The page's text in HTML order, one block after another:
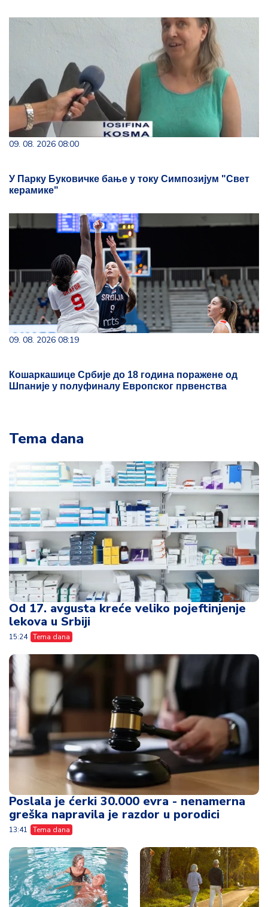
09. 08. 2026 08:00
У Парку Буковичке бање у току Симпозијум "Свет
керамике"
09. 08. 2026 08:19
Кошаркашице Србије до 18 година поражене од
Шпаније у полуфиналу Европског првенства
Tema dana
Od 17. avgusta kreće veliko pojeftinjenje
lekova u Srbiji
15:24 Tema dana
Poslala je ćerki 30.000 evra - nenamerna
greška napravila je razdor u porodici
13:41 Tema dana